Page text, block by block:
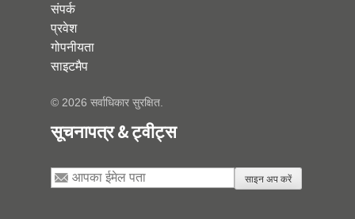
संपर्क
प्रवेश
गोपनीयता
साइटमैप
© 2026 सर्वाधिकार सुरक्षित.
सूचनापत्र & ट्वीट्स